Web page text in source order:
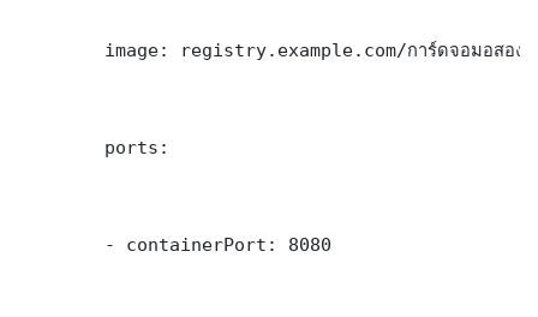
image: registry.example.com/การ์ดจอมอสอง
        ports:
        - containerPort: 8080